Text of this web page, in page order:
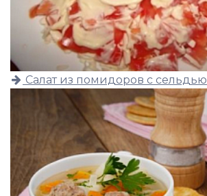
Салат из помидоров с сельдью